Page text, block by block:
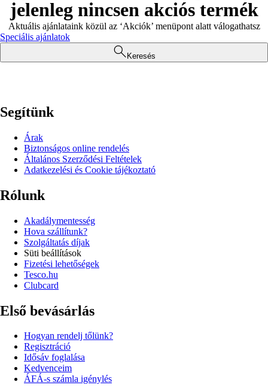
jelenleg nincsen akciós termék
Aktuális ajánlataink közül az ‘Akciók’ menüpont alatt válogathatsz
Speciális ajánlatok
Keresés
Segítünk
Árak
Biztonságos online rendelés
Általános Szerződési Feltételek
Adatkezelési és Cookie tájékoztató
Rólunk
Akadálymentesség
Hova szállítunk?
Szolgáltatás díjak
Süti beállítások
Fizetési lehetőségek
Tesco.hu
Clubcard
Első bevásárlás
Hogyan rendelj tőlünk?
Regisztráció
Idősáv foglalása
Kedvenceim
ÁFÁ-s számla igénylés